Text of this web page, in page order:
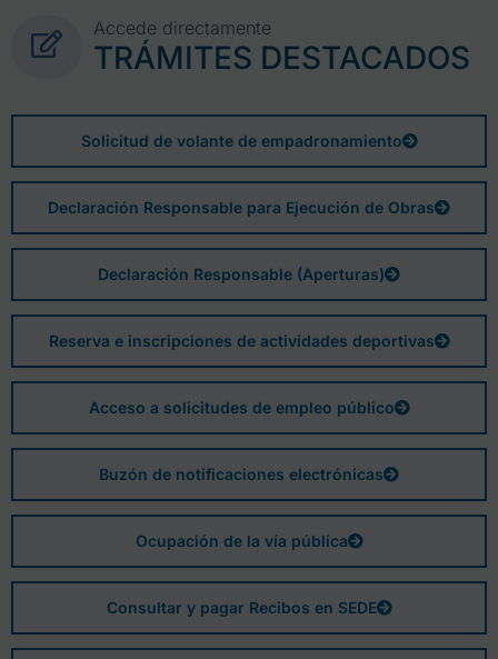
Accede directamente
TRÁMITES DESTACADOS
Solicitud de volante de empadronamiento
Declaración Responsable para Ejecución de Obras
Declaración Responsable (Aperturas)
Reserva e inscripciones de actividades deportivas
Acceso a solicitudes de empleo público
Buzón de notificaciones electrónicas
Ocupación de la vía pública
Consultar y pagar Recibos en SEDE